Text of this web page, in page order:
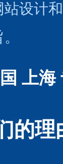
站设计
上海
的理